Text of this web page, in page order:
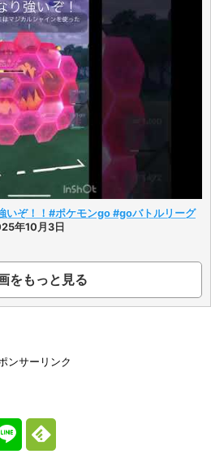
いぞ！！#ポケモンgo #goバトルリーグ
年10月3日
をもっと見る
ンサーリンク